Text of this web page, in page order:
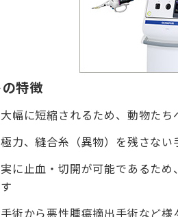
特徴
幅に短縮されるため、動物たち
力、縫合糸（異物）を残さない
に止血・切開が可能であるた
術から悪性腫瘍摘出手術など